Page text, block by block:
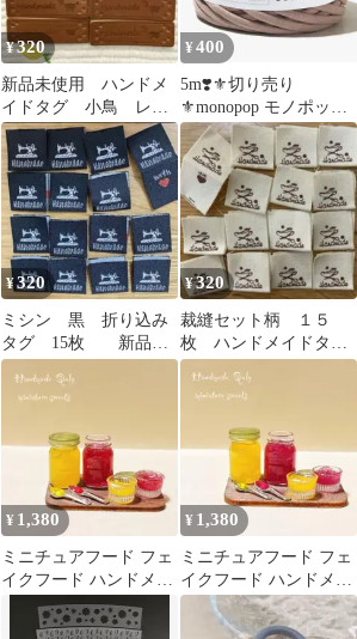
¥320
新品未使用 ハンドメ
イドタグ 小鳥 レザ
ー風 ブラウン 10個
¥400
5m❣️⚜️切り売り
⚜️monopop モノポップ
ドッグウッド
¥320
ミシン 黒 折り込み
タグ 15枚 新品未
使用
¥320
裁縫セット柄 １５
枚 ハンドメイドタ
グ 生成り 折り込み
タグ
¥ 1,380
ミニチュアフード フェ
イクフード ハンドメイ
ド ジャムセット
【138】
¥ 1,380
ミニチュアフード フェ
イクフード ハンドメイ
ド ジャムセット
【129】